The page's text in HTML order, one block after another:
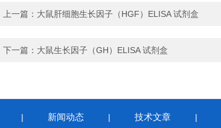
上一篇： 大鼠肝细胞生长因子（HGF）ELISA 试剂盒
下一篇： 大鼠生长因子（GH）ELISA 试剂盒
| 新闻动态 | 技术文章 |